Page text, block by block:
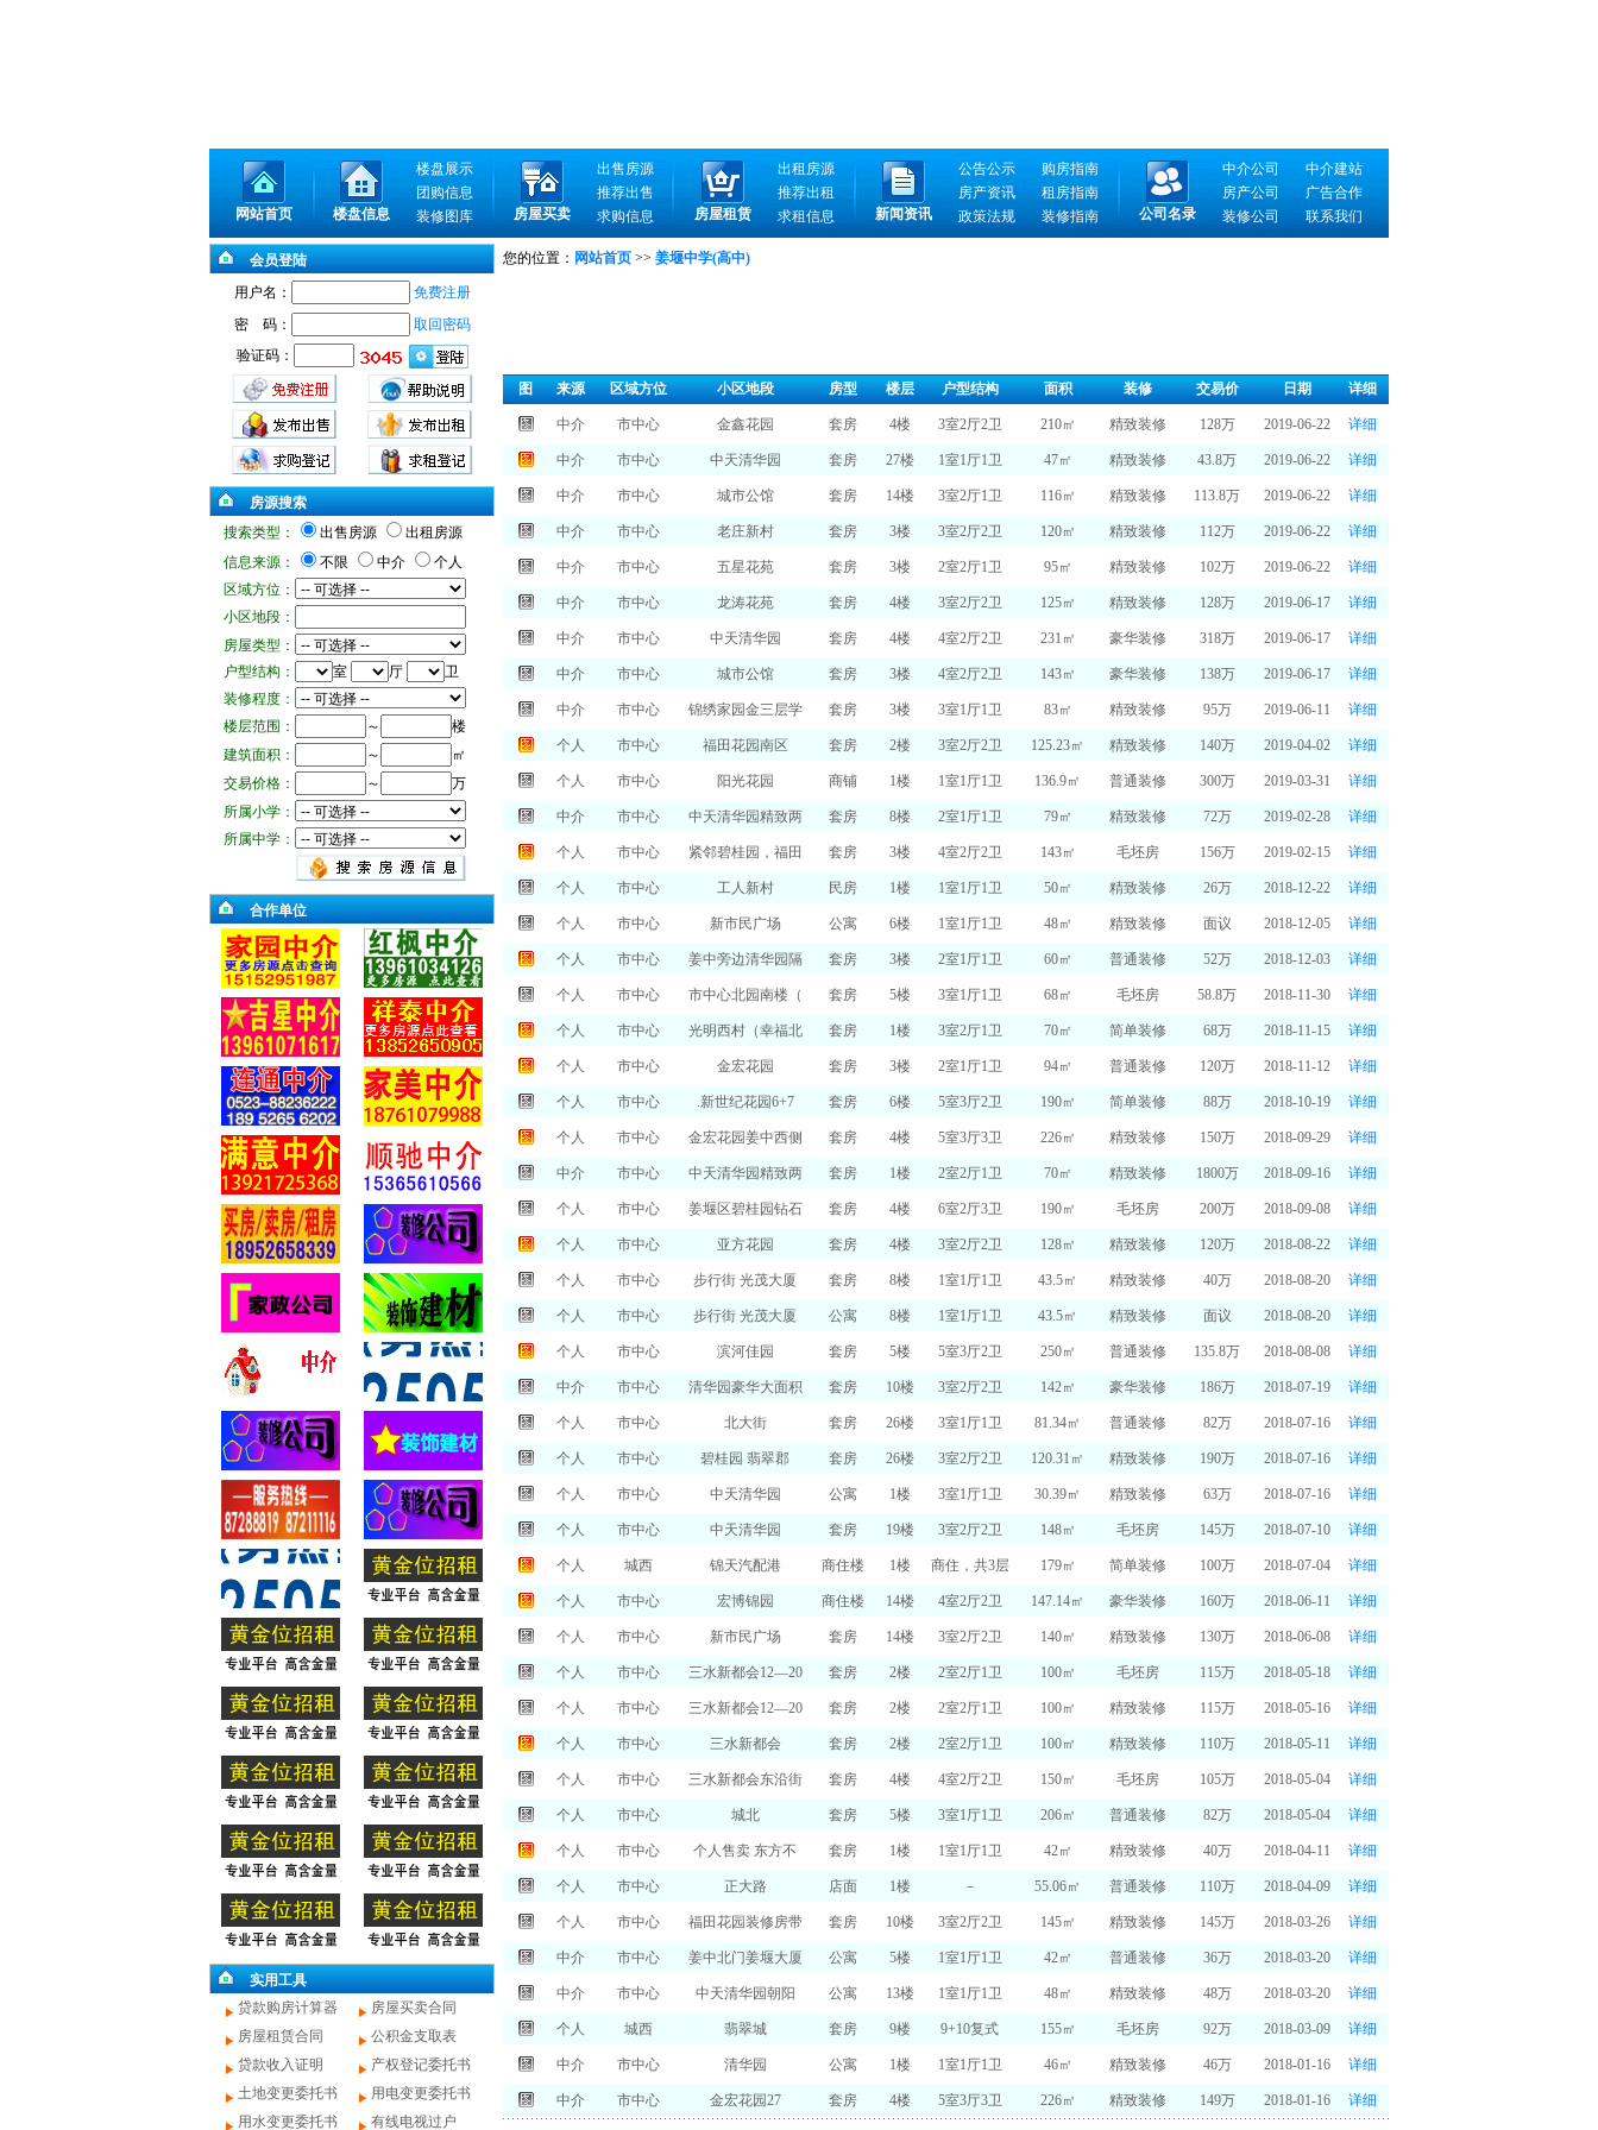
网站首页 楼盘信息
楼盘展示
房屋买卖
出售房源
房屋租赁
出租房源
新闻资讯
公告公示 购房指南
公司名录
中介公司
中介建站
团购信息
推荐出售 推荐出租 房产资讯 租房指南 房产公司
广告合作
装修图库
求购信息 求租信息 政策法规 装修指南 装修公司 联系我们
会员登陆
用户名：
免费注册
密 码：
取回密码
验证码：
房源搜索
搜索类型：
出售房源
出租房源
信息来源：
不限 中介
个人
区域方位：
小区地段：
房屋类型：
户型结构：
室 厅
卫
装修程度：
楼层范围：
～
楼
建筑面积：
～
㎡
交易价格：
～
万
所属小学：
所属中学：
合作单位
实用工具
贷款购房计算器
房屋买卖合同
房屋租赁合同
公积金支取表
贷款收入证明
产权登记委托书
土地变更委托书
用电变更委托书
用水变更委托书
有线电视过户
您的位置： 网站首页 >> 姜堰中学(高中)
图 来源 区域方位 小区地段 房型 楼层 户型结构 面积 装修 交易价 日期 详细
中介 市中心 金鑫花园 套房 4楼 3室2厅2卫 210㎡ 精致装修 128万 2019-06-22 详细
中介 市中心 中天清华园 套房 27楼 1室1厅1卫 47㎡ 精致装修 43.8万 2019-06-22 详细
中介 市中心 城市公馆 套房 14楼 3室2厅1卫 116㎡ 精致装修 113.8万 2019-06-22 详细
中介 市中心 老庄新村 套房 3楼 3室2厅2卫 120㎡ 精致装修 112万 2019-06-22 详细
中介 市中心 五星花苑 套房 3楼 2室2厅1卫 95㎡ 精致装修 102万 2019-06-22 详细
中介 市中心 龙涛花苑 套房 4楼 3室2厅2卫 125㎡ 精致装修 128万 2019-06-17 详细
中介 市中心 中天清华园 套房 4楼 4室2厅2卫 231㎡ 豪华装修 318万 2019-06-17 详细
中介 市中心 城市公馆 套房 3楼 4室2厅2卫 143㎡ 豪华装修 138万 2019-06-17 详细
中介 市中心 锦绣家园金三层学 套房 3楼 3室1厅1卫 83㎡ 精致装修 95万 2019-06-11 详细
个人 市中心 福田花园南区 套房 2楼 3室2厅2卫 125.23㎡ 精致装修 140万 2019-04-02 详细
个人 市中心 阳光花园 商铺 1楼 1室1厅1卫 136.9㎡ 普通装修 300万 2019-03-31 详细
中介 市中心 中天清华园精致两 套房 8楼 2室1厅1卫 79㎡ 精致装修 72万 2019-02-28 详细
个人 市中心 紧邻碧桂园，福田 套房 3楼 4室2厅2卫 143㎡ 毛坯房 156万 2019-02-15 详细
个人 市中心 工人新村 民房 1楼 1室1厅1卫 50㎡ 精致装修 26万 2018-12-22 详细
个人 市中心 新市民广场 公寓 6楼 1室1厅1卫 48㎡ 精致装修 面议 2018-12-05 详细
个人 市中心 姜中旁边清华园隔 套房 3楼 2室1厅1卫 60㎡ 普通装修 52万 2018-12-03 详细
个人 市中心 市中心北园南楼（ 套房 5楼 3室1厅1卫 68㎡ 毛坯房 58.8万 2018-11-30 详细
个人 市中心 光明西村（幸福北 套房 1楼 3室2厅1卫 70㎡ 简单装修 68万 2018-11-15 详细
个人 市中心 金宏花园 套房 3楼 2室1厅1卫 94㎡ 普通装修 120万 2018-11-12 详细
个人 市中心 .新世纪花园6+7 套房 6楼 5室3厅2卫 190㎡ 简单装修 88万 2018-10-19 详细
个人 市中心 金宏花园姜中西侧 套房 4楼 5室3厅3卫 226㎡ 精致装修 150万 2018-09-29 详细
中介 市中心 中天清华园精致两 套房 1楼 2室2厅1卫 70㎡ 精致装修 1800万 2018-09-16 详细
个人 市中心 姜堰区碧桂园钻石 套房 4楼 6室2厅3卫 190㎡ 毛坯房 200万 2018-09-08 详细
个人 市中心 亚方花园 套房 4楼 3室2厅2卫 128㎡ 精致装修 120万 2018-08-22 详细
个人 市中心 步行街 光茂大厦 套房 8楼 1室1厅1卫 43.5㎡ 精致装修 40万 2018-08-20 详细
个人 市中心 步行街 光茂大厦 公寓 8楼 1室1厅1卫 43.5㎡ 精致装修 面议 2018-08-20 详细
个人 市中心 滨河佳园 套房 5楼 5室3厅2卫 250㎡ 普通装修 135.8万 2018-08-08 详细
中介 市中心 清华园豪华大面积 套房 10楼 3室2厅2卫 142㎡ 豪华装修 186万 2018-07-19 详细
个人 市中心 北大街 套房 26楼 3室1厅1卫 81.34㎡ 普通装修 82万 2018-07-16 详细
个人 市中心 碧桂园 翡翠郡 套房 26楼 3室2厅2卫 120.31㎡ 精致装修 190万 2018-07-16 详细
个人 市中心 中天清华园 公寓 1楼 3室1厅1卫 30.39㎡ 精致装修 63万 2018-07-16 详细
个人 市中心 中天清华园 套房 19楼 3室2厅2卫 148㎡ 毛坯房 145万 2018-07-10 详细
个人 城西 锦天汽配港 商住楼 1楼 商住，共3层 179㎡ 简单装修 100万 2018-07-04 详细
个人 市中心 宏博锦园 商住楼 14楼 4室2厅2卫 147.14㎡ 豪华装修 160万 2018-06-11 详细
个人 市中心 新市民广场 套房 14楼 3室2厅2卫 140㎡ 精致装修 130万 2018-06-08 详细
个人 市中心 三水新都会12—20 套房 2楼 2室2厅1卫 100㎡ 毛坯房 115万 2018-05-18 详细
个人 市中心 三水新都会12—20 套房 2楼 2室2厅1卫 100㎡ 精致装修 115万 2018-05-16 详细
个人 市中心 三水新都会 套房 2楼 2室2厅1卫 100㎡ 精致装修 110万 2018-05-11 详细
个人 市中心 三水新都会东沿街 套房 4楼 4室2厅2卫 150㎡ 毛坯房 105万 2018-05-04 详细
个人 市中心 城北 套房 5楼 3室1厅1卫 206㎡ 普通装修 82万 2018-05-04 详细
个人 市中心 个人售卖 东方不 套房 1楼 1室1厅1卫 42㎡ 精致装修 40万 2018-04-11 详细
个人 市中心 正大路 店面 1楼 － 55.06㎡ 普通装修 110万 2018-04-09 详细
个人 市中心 福田花园装修房带 套房 10楼 3室2厅2卫 145㎡ 精致装修 145万 2018-03-26 详细
中介 市中心 姜中北门姜堰大厦 公寓 5楼 1室1厅1卫 42㎡ 普通装修 36万 2018-03-20 详细
中介 市中心 中天清华园朝阳 公寓 13楼 1室1厅1卫 48㎡ 精致装修 48万 2018-03-20 详细
个人 城西 翡翠城 套房 9楼 9+10复式 155㎡ 毛坯房 92万 2018-03-09 详细
中介 市中心 清华园 公寓 1楼 1室1厅1卫 46㎡ 精致装修 46万 2018-01-16 详细
中介 市中心 金宏花园27 套房 4楼 5室3厅3卫 226㎡ 精致装修 149万 2018-01-16 详细